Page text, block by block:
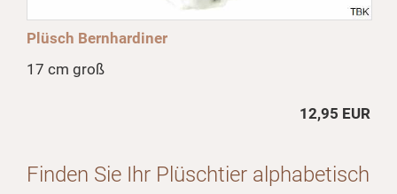
Plüsch Bernhardiner
17 cm groß
12,95 EUR
Finden Sie Ihr Plüschtier alphabetisch